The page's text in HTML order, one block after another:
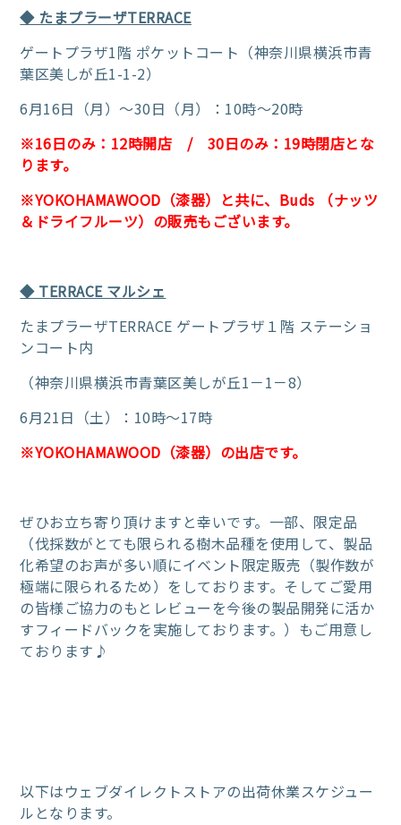
◆ たまプラーザTERRACE
ゲートプラザ1階 ポケットコート（神奈川県横浜市青
葉区美しが丘1-1-2）
6月16日（月）～30日（月）：10時～20時
※16日のみ：12時開店 / 30日のみ：19時閉店とな
ります。
※YOKOHAMAWOOD（漆器）と共に、Buds （ナッツ
＆ドライフルーツ）の販売もございます。
◆ TERRACE マルシェ
たまプラーザTERRACE ゲートプラザ１階 ステーショ
ンコート内
（神奈川県横浜市青葉区美しが丘1－1－8）
6月21日（土）：10時～17時
※YOKOHAMAWOOD（漆器）の出店です。
ぜひお立ち寄り頂けますと幸いです。 一部、限定品
（伐採数がとても限られる樹木品種を使用して、製品
化希望のお声が多い順にイベント限定販売（製作数が
極端に限られるため）をしております。そしてご愛用
の皆様ご協力のもとレビューを今後の製品開発に活か
すフィードバックを実施しております。）もご用意し
ております♪
以下はウェブダイレクトストアの出荷休業スケジュー
ルとなります。